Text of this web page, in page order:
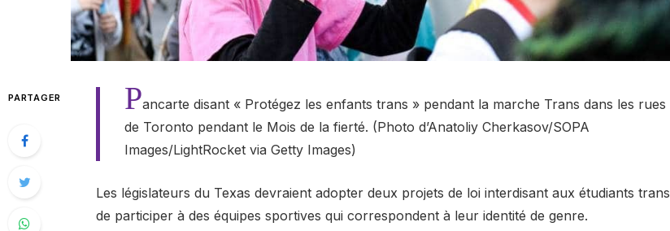
PARTAGER Pancarte disant « Protégez les enfants trans » pendant la marche Trans dans les rues
de Toronto pendant le Mois de la fierté. (Photo d’Anatoliy Cherkasov/SOPA
Images/LightRocket via Getty Images)
Les législateurs du Texas devraient adopter deux projets de loi interdisant aux étudiants trans
de participer à des équipes sportives qui correspondent à leur identité de genre.